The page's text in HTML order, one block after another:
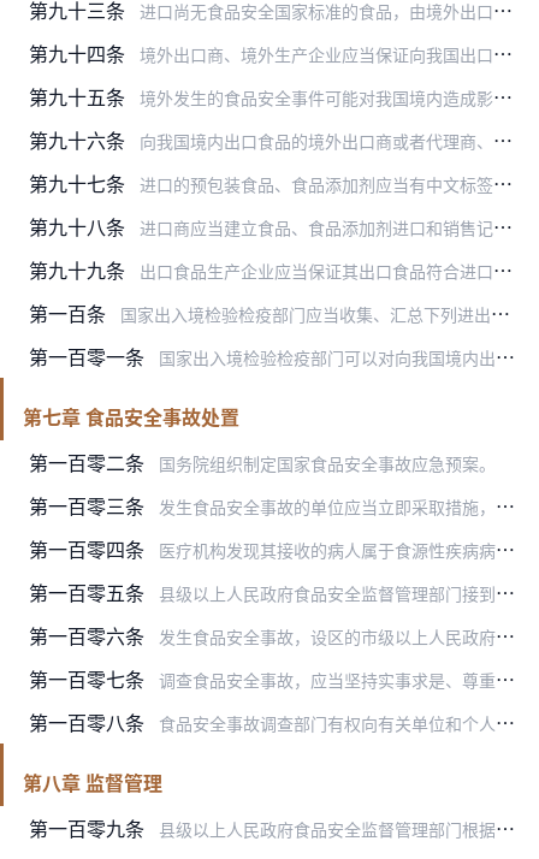
第九十三条 进口尚无食品安全国家标准的食品，由境外出口商、境外生产企业或者其委托的进口商向国务院卫生行政部门提交所执行的相关国家（地区）标准或者国际标准。国务院卫生行政部门…
第九十四条 境外出口商、境外生产企业应当保证向我国出口的食品、食品添加剂、食品相关产品符合本法以及我国其他有关法律、行政法规的规定和食品安全国家标准的要求，并对标签、说明书…
第九十五条 境外发生的食品安全事件可能对我国境内造成影响，或者在进口食品、食品添加剂、食品相关产品中发现严重食品安全问题的，国家出入境检验检疫部门应当及时采取风险预警或者控…
第九十六条 向我国境内出口食品的境外出口商或者代理商、进口食品的进口商应当向国家出入境检验检疫部门备案。向我国境内出口食品的境外食品生产企业应当经国家出入境检验检疫部门注册…
第九十七条 进口的预包装食品、食品添加剂应当有中文标签；依法应当有说明书的，还应当有中文说明书。标签、说明书应当符合本法以及我国其他有关法律、行政法规的规定和食品安全国家标…
第九十八条 进口商应当建立食品、食品添加剂进口和销售记录制度，如实记录食品、食品添加剂的名称、规格、数量、生产日期、生产或者进口批号、保质期、境外出口商和购货者名称、地址及…
第九十九条 出口食品生产企业应当保证其出口食品符合进口国（地区）的标准或者合同要求。
第一百条 国家出入境检验检疫部门应当收集、汇总下列进出口食品安全信息，并及时通报相关部门、机构和企业：
第一百零一条 国家出入境检验检疫部门可以对向我国境内出口食品的国家（地区）的食品安全管理体系和食品安全状况进行评估和审查，并根据评估和审查结果，确定相应检验检疫要求。
第七章 食品安全事故处置
第一百零二条
国务院组织制定国家食品安全事故应急预案。
第一百零三条 发生食品安全事故的单位应当立即采取措施，防止事故扩大。事故单位和接收病人进行治疗的单位应当及时向事故发生地县级人民政府食品安全监督管理、卫生行政部门报告。
第一百零四条 医疗机构发现其接收的病人属于食源性疾病病人或者疑似病人的，应当按照规定及时将相关信息向所在地县级人民政府卫生行政部门报告。县级人民政府卫生行政部门认为与食品安全…
第一百零五条 县级以上人民政府食品安全监督管理部门接到食品安全事故的报告后，应当立即会同同级卫生行政、农业行政等部门进行调查处理，并采取下列措施，防止或者减轻社会危害：
第一百零六条 发生食品安全事故，设区的市级以上人民政府食品安全监督管理部门应当立即会同有关部门进行事故责任调查，督促有关部门履行职责，向本级人民政府和上一级人民政府食品安全监…
第一百零七条 调查食品安全事故，应当坚持实事求是、尊重科学的原则，及时、准确查清事故性质和原因，认定事故责任，提出整改措施。
第一百零八条 食品安全事故调查部门有权向有关单位和个人了解与事故有关的情况，并要求提供相关资料和样品。有关单位和个人应当予以配合，按照要求提供相关资料和样品，不得拒绝。
第八章 监督管理
第一百零九条
县级以上人民政府食品安全监督管理部门根据食品安全风险监测、风险评估结果和食品安全状况等，确定监督管理的重点、方式和频次，实施风险分级管理。